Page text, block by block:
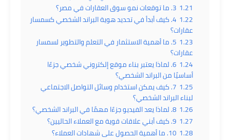
1.21 3. ما توقعات نمو سوق العقارات في مصر؟
1.22 4. كيف أبدأ في تحديد هوية البراند الشخصي كسمسار
عقارات؟
1.23 5. ما أهمية الاستثمار في التعلم والتطوير لسمسار
عقارات؟
1.24 6. لماذا يعتبر بناء موقع إلكتروني شخصي جزءًا
أساسيًا من البراند الشخصي؟
1.25 7. كيف يمكن استخدام وسائل التواصل الاجتماعي
لبناء البراند الشخصي؟
1.26 8. لماذا يعد الفيديو جزءًا مهمًا في البراند الشخصي؟
1.27 9. كيف أبني علاقات قوية مع العملاء الحاليين؟
1.28 10. ما أهمية الحصول على شهادات العملاء؟